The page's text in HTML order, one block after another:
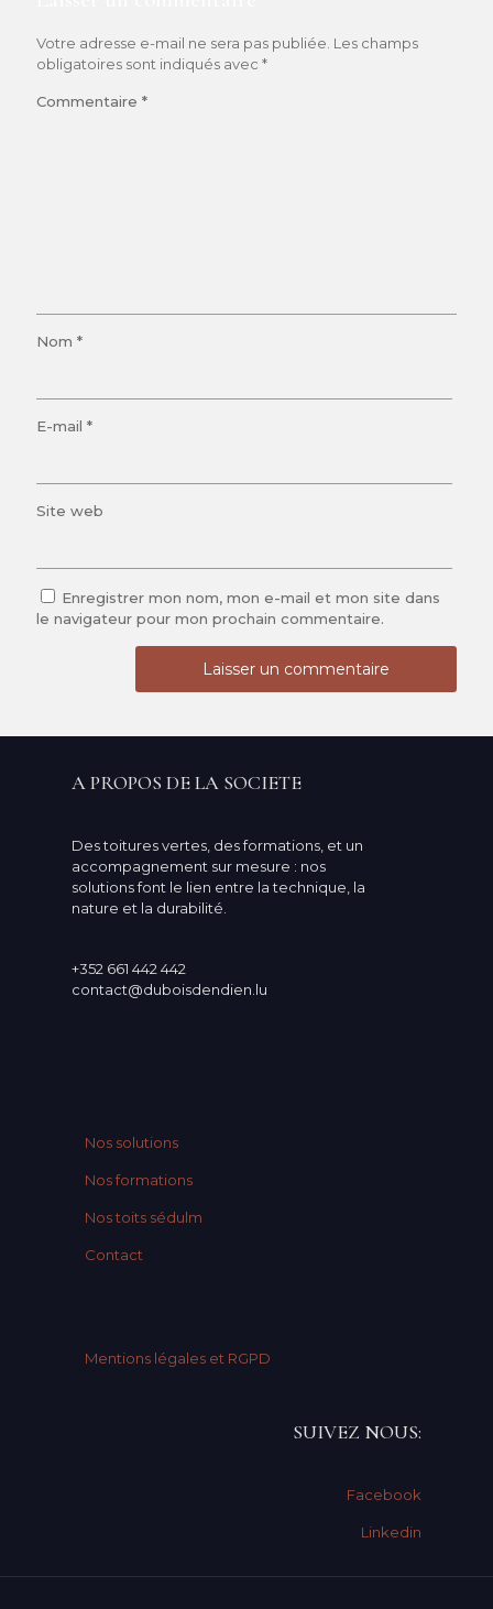
Votre adresse e-mail ne sera pas publiée. Les champs
obligatoires sont indiqués avec *
Commentaire *
Nom *
E-mail *
Site web
Enregistrer mon nom, mon e-mail et mon site dans
le navigateur pour mon prochain commentaire.
A PROPOS DE LA SOCIETE
Des toitures vertes, des formations, et un
accompagnement sur mesure : nos
solutions font le lien entre la technique, la
nature et la durabilité.
+352 661 442 442
contact@duboisdendien.lu
Nos solutions
Nos formations
Nos toits sédulm
Contact
Mentions légales et RGPD
SUIVEZ NOUS:
Facebook
Linkedin